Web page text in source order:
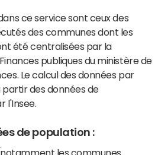
ce service sont ceux des
des communes dont les
été centralisées par la
publiques du ministère de
Le calcul des données par
des données de
l'Insee.
de population :
les communes